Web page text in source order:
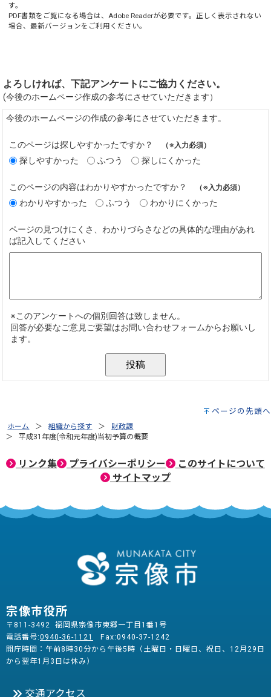
す。
PDF書類をご覧になる場合は、Adobe Readerが必要です。正しく表示されない
場合、最新バージョンをご利用ください。
ページの先頭へ
ホーム 組織から探す
財政課
平成31年度(令和元年度)当初予算の概要
リンク集 プライバシーポリシー
このサイトについて
サイトマップ
宗像市役所
〒811-3492 福岡県宗像市東郷一丁目1番1号
電話番号:0940-36-1121
Fax:0940-37-1242
開庁時間：午前8時30分から午後5時（土曜日・日曜日、祝日、12月29日
から翌年1月3日は休み）
交通アクセス